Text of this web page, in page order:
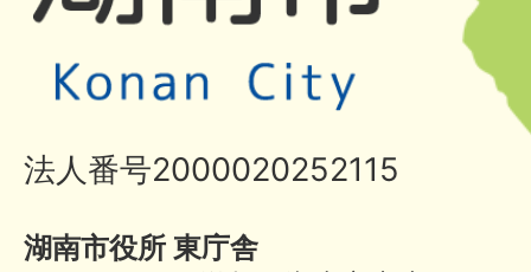
法人番号2000020252115
湖南市役所 東庁舎